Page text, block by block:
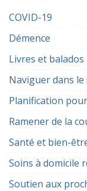
COVID-19
Démence
Livres et balados
Naviguer dans le
Planification
Ramener de la
Santé et bien-
Soins à domicile
Soutien aux